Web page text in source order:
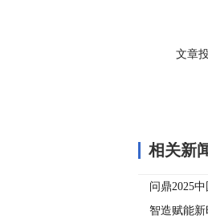
文章
相关新
问鼎2025
TBI双料大奖
智造赋能